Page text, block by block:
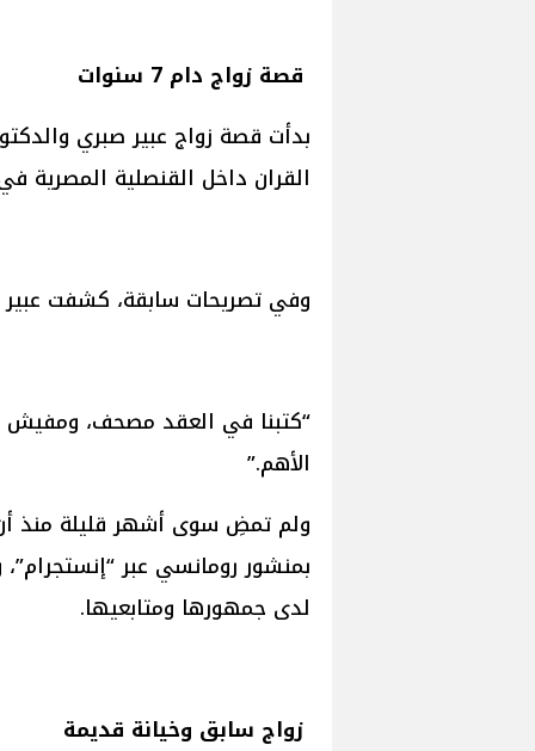
قصة زواج دام 7 سنوات
القران داخل القنصلية
وفي تصريحات سابقة، كشفت عبير
“كتبنا في العقد مصحف، ومفيش
الأهم.”
بمنشور رومانسي عبر
لدى جمهورها ومتابعيها.
زواج سابق وخيانة قديمة